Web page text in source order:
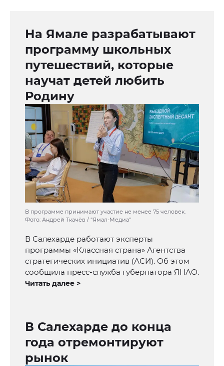
На Ямале разрабатывают
программу школьных
путешествий, которые
научат детей любить
Родину
В программе принимают участие не менее 75 человек.
Фото: Андрей Ткачёв / "Ямал-Медиа"
В Салехарде работают эксперты
программы «Классная страна» Агентства
стратегических инициатив (АСИ). Об этом
сообщила пресс-служба губернатора ЯНАО.
Читать далее >
В Салехарде до конца
года отремонтируют
рынок